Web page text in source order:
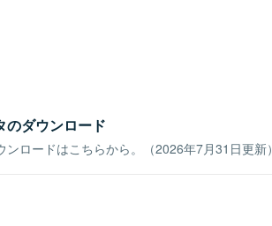
のダウンロード
ンロードはこちらから。（2026年7月31日更新）